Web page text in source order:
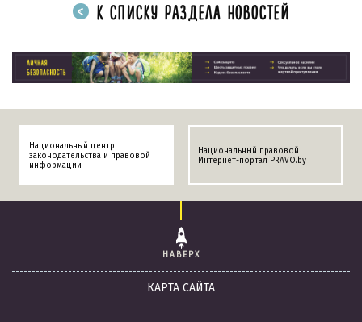
К СПИСКУ РАЗДЕЛА НОВОСТЕЙ
Национальный центр
законодательства и правовой
информации
Национальный правовой
Интернет-портал PRAVO.by
НАВЕРХ
КАРТА САЙТА